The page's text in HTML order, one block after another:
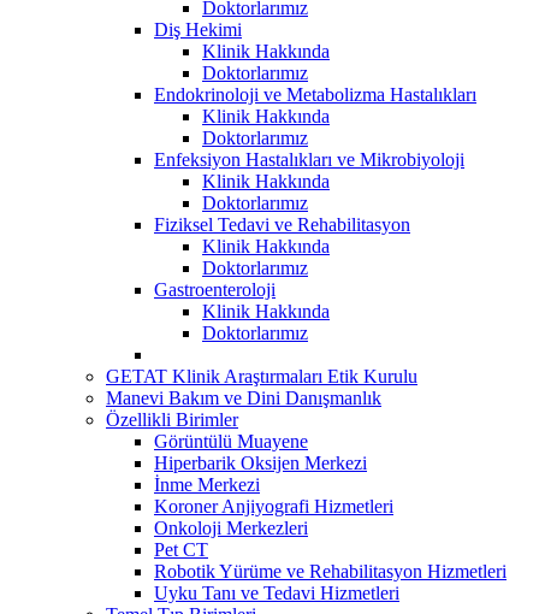
Doktorlarımız
Diş Hekimi
Klinik Hakkında
Doktorlarımız
Endokrinoloji ve Metabolizma Hastalıkları
Klinik Hakkında
Doktorlarımız
Enfeksiyon Hastalıkları ve Mikrobiyoloji
Klinik Hakkında
Doktorlarımız
Fiziksel Tedavi ve Rehabilitasyon
Klinik Hakkında
Doktorlarımız
Gastroenteroloji
Klinik Hakkında
Doktorlarımız
GETAT Klinik Araştırmaları Etik Kurulu
Manevi Bakım ve Dini Danışmanlık
Özellikli Birimler
Görüntülü Muayene
Hiperbarik Oksijen Merkezi
İnme Merkezi
Koroner Anjiyografi Hizmetleri
Onkoloji Merkezleri
Pet CT
Robotik Yürüme ve Rehabilitasyon Hizmetleri
Uyku Tanı ve Tedavi Hizmetleri